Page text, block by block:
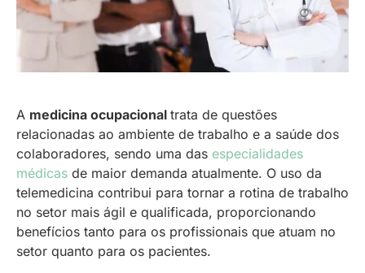
A medicina ocupacional trata de questões
relacionadas ao ambiente de trabalho e a saúde dos
colaboradores, sendo uma das especialidades
médicas de maior demanda atualmente. O uso da
telemedicina contribui para tornar a rotina de trabalho
no setor mais ágil e qualificada, proporcionando
benefícios tanto para os profissionais que atuam no
setor quanto para os pacientes.